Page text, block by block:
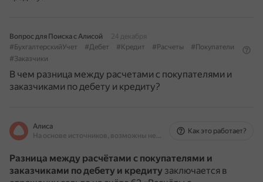
Вопрос для Поиска с Алисой
24 декабря
#БухгалтерскийУчет
#Дебет #Кредит #Расчеты
#Покупатели
#Заказчики
В чем разница между расчетами с покупателями и
заказчиками по дебету и кредиту?
Алиса
На основе источников, возможны неточности
Как это работает?
Разница между расчётами с покупателями и
заказчиками по дебету и кредиту заключается в